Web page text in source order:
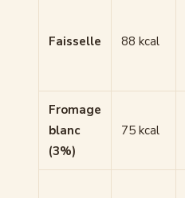
Faisselle 88 kcal
Fromage
blanc
(3%)
75 kcal